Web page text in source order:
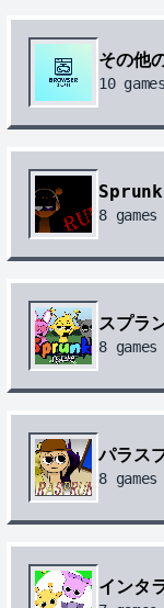
その他
10games
8 games
スプラ
8 games
パラス
8 games
インタ